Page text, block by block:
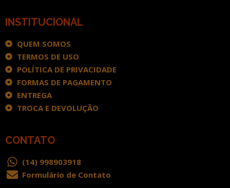
INSTITUCIONAL
QUEM SOMOS
TERMOS DE USO
POLÍTICA DE PRIVACIDADE
FORMAS DE PAGAMENTO
ENTREGA
TROCA E DEVOLUÇÃO
CONTATO
(14) 998903918
Formulário de Contato